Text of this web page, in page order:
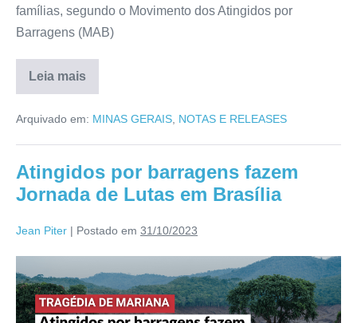
famílias, segundo o Movimento dos Atingidos por
Barragens (MAB)
Leia mais
Arquivado em: MINAS GERAIS, NOTAS E RELEASES
Atingidos por barragens fazem
Jornada de Lutas em Brasília
Jean Piter | Postado em 31/10/2023